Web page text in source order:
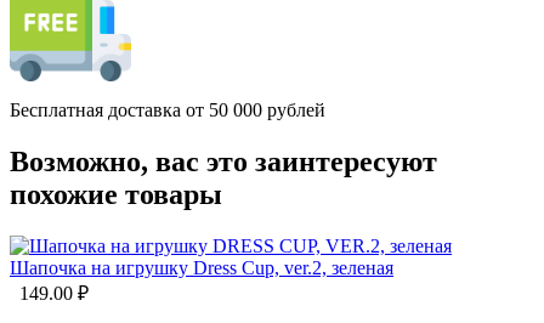
Бесплатная доставка от 50 000 рублей
Возможно, вас это заинтересуют
похожие товары
Шапочка на игрушку Dress Cup, ver.2, зеленая
149.00 ₽